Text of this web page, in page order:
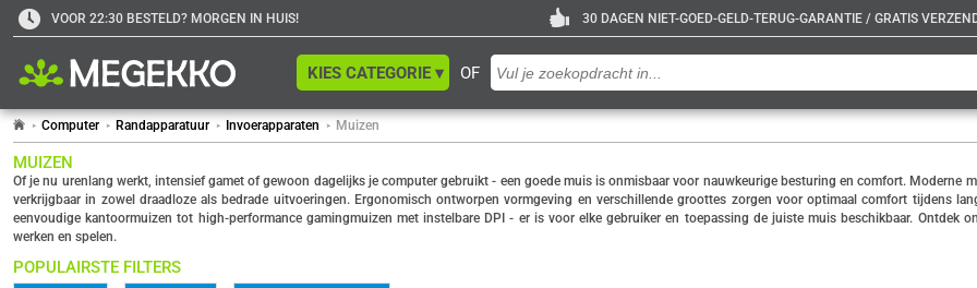
VOOR 22:30 BESTELD? MORGEN IN HUIS! 30 DAGEN NIET-GOED-GELD-TERUG-GARANTIE / GRATIS
OF
KIES CATEGORIE ▾
Computer Randapparatuur Invoerapparaten Muizen
POPULAIRSTE FILTERS
MUIZEN
Of je nu urenlang werkt, intensief gamet of gewoon dagelijks je computer gebruikt - een goede muis is onmisbaar voor nauwkeurige besturing en comfort. Moderne
verkrijgbaar in zowel draadloze als bedrade uitvoeringen. Ergonomisch ontworpen vormgeving en verschillende groottes zorgen voor optimaal comfort tijdens
eenvoudige kantoormuizen tot high-performance gamingmuizen met instelbare DPI - er is voor elke gebruiker en toepassing de juiste muis beschikbaar.
werken en spelen.